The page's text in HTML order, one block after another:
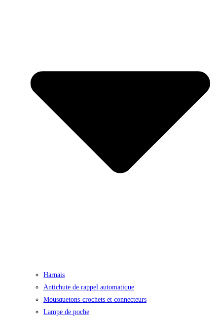
Harnais
Antichute de rappel automatique
Mousquetons-crochets et connecteurs
Lampe de poche